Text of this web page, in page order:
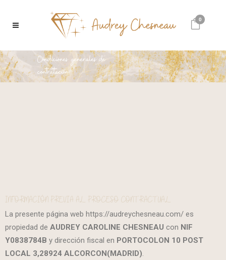
0
Condiciones generales de
contratación
INFORMACIÓN PREVIA AL PROCESO CONTRACTUAL
La presente página web https://audreychesneau.com/ es
propiedad de AUDREY CAROLINE CHESNEAU con NIF
Y0838784B y dirección fiscal en PORTOCOLON 10 POST
LOCAL 3,28924 ALCORCON(MADRID).